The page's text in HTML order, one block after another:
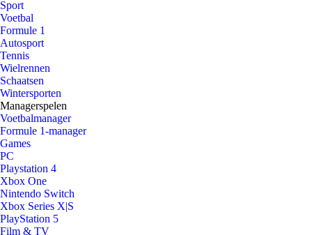
Sport
Voetbal
Formule 1
Autosport
Tennis
Wielrennen
Schaatsen
Wintersporten
Managerspelen
Voetbalmanager
Formule 1-manager
Games
PC
Playstation 4
Xbox One
Nintendo Switch
Xbox Series X|S
PlayStation 5
Film & TV